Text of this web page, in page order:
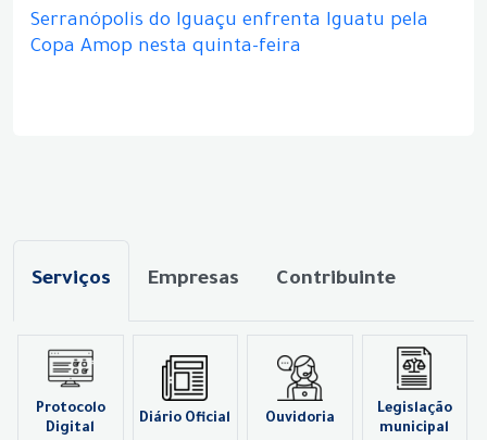
Serranópolis do Iguaçu enfrenta Iguatu pela
Copa Amop nesta quinta-feira
Serviços Empresas Contribuinte
Protocolo
Digital
Diário Oficial Ouvidoria
Legislação
municipal